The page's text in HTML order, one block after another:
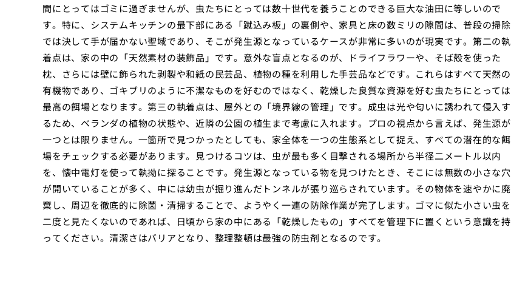
間にとってはゴミに過ぎませんが、虫たちにとっては数十世代を養うことのできる巨大な油田に等しいので
す。特に、システムキッチンの最下部にある「蹴込み板」の裏側や、家具と床の数ミリの隙間は、普段の掃除
では決して手が届かない聖域であり、そこが発生源となっているケースが非常に多いのが現実です。第二の執
着点は、家の中の「天然素材の装飾品」です。意外な盲点となるのが、ドライフラワーや、そば殻を使った
枕、さらには壁に飾られた剥製や和紙の民芸品、植物の種を利用した手芸品などです。これらはすべて天然の
有機物であり、ゴキブリのように不潔なものを好むのではなく、乾燥した良質な資源を好む虫たちにとっては
最高の餌場となります。第三の執着点は、屋外との「境界線の管理」です。成虫は光や匂いに誘われて侵入す
るため、ベランダの植物の状態や、近隣の公園の植生まで考慮に入れます。プロの視点から言えば、発生源が
一つとは限りません。一箇所で見つかったとしても、家全体を一つの生態系として捉え、すべての潜在的な餌
場をチェックする必要があります。見つけるコツは、虫が最も多く目撃される場所から半径二メートル以内
を、懐中電灯を使って執拗に探ることです。発生源となっている物を見つけたとき、そこには無数の小さな穴
が開いていることが多く、中には幼虫が掘り進んだトンネルが張り巡らされています。その物体を速やかに廃
棄し、周辺を徹底的に除菌・清掃することで、ようやく一連の防除作業が完了します。ゴマに似た小さい虫を
二度と見たくないのであれば、日頃から家の中にある「乾燥したもの」すべてを管理下に置くという意識を持
ってください。清潔さはバリアとなり、整理整頓は最強の防虫剤となるのです。